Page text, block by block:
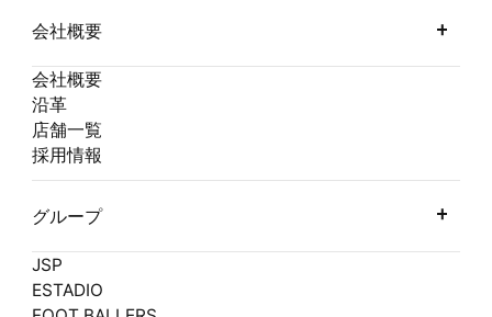
会社概要
会社概要
沿革
店舗一覧
採用情報
グループ
JSP
ESTADIO